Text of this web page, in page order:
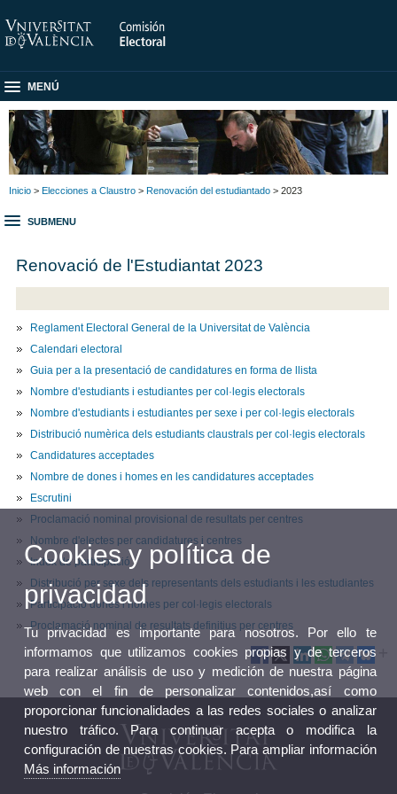
MENÚ
Inicio > Elecciones a Claustro > Renovación del estudiantado > 2023
SUBMENU
Renovació de l'Estudiantat 2023
Reglament Electoral General de la Universitat de València
Calendari electoral
Guia per a la presentació de candidatures en forma de llista
Nombre d'estudiants i estudiantes per col·legis electorals
Nombre d'estudiants i estudiantes per sexe i per col·legis electorals
Distribució numèrica dels estudiants claustrals per col·legis electorals
Candidatures acceptades
Nombre de dones i homes en les candidatures acceptades
Escrutini
Proclamació nominal provisional de resultats per centres
Nombre d'electes per candidatures i centres
Index de participació
Distribució per sexe dels representants dels estudiants i les estudiantes
Participació dones i homes per col·legis electorals
Proclamació nominal de resultats definitius per centres
Cookies y política de
privacidad
Tu privacidad es importante para nosotros. Por ello te
informamos que utilizamos cookies propias y de terceros
para realizar análisis de uso y medición de nuestra página
web con el fin de personalizar contenidos,así como
proporcionar funcionalidades a las redes sociales o analizar
nuestro tráfico. Para continuar acepta o modifica la
configuración de nuestras cookies. Para ampliar información
Más información